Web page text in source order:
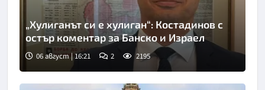
„Хулиганът си е хулиган“: Костадинов с
остър коментар за Банско и Израел
06 август | 16:21 2 2195